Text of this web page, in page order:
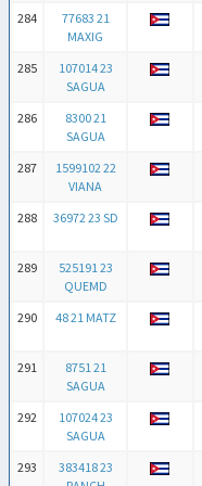
284
77683 21
MAXIG
285
107014 23
SAGUA
286
8300 21
SAGUA
287
1599102 22
VIANA
288
36972 23 SD
289
525191 23
QUEMD
290
48 21 MATZ
291
8751 21
SAGUA
292
107024 23
SAGUA
293
383418 23